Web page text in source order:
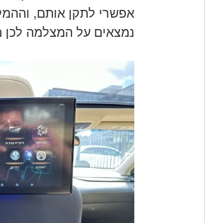
אפשרי לתקן אותם,
נמצאים על המצלמה לכן